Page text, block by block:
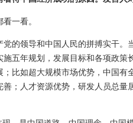
一看。
的领导和中国人民的拼搏实干。
五年规划，发展目标和各项政策
比如超大规模市场优势，中国有
；人才资源优势，研发人员总量